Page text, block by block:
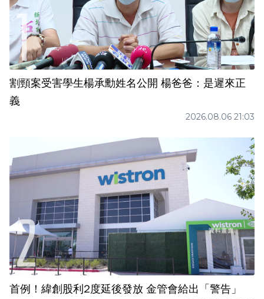
割頸案受害學生楊承勳姓名公開 楊爸爸：是遲來正
義
2026.08.06 21:03
首例！緯創股利2度延後發放 金管會給出「警告」